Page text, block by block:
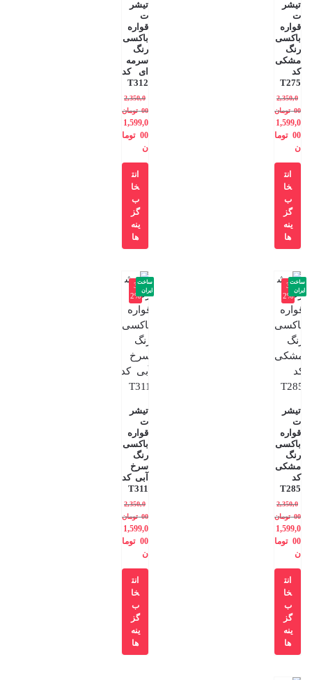
تیشر
ت
قواره
باکسی
رنگ
مشکی
کد
T275
2,350,0
00 تومان
1,599,0
00 توما
ن
انت
خا
ب
گز
ینه
ها
تیشر
ت
قواره
باکسی
رنگ
سرمه
ای کد
T312
2,350,0
00 تومان
1,599,0
00 توما
ن
انت
خا
ب
گز
ینه
ها
-3
2%
تیشر
ت
قواره
باکسی
رنگ
مشکی
کد
T285
2,350,0
00 تومان
1,599,0
00 توما
ن
ساخت
ایران
انت
خا
ب
گز
ینه
ها
-3
2%
تیشر
ت
قواره
باکسی
رنگ
سرخ
آبی کد
T311
2,350,0
00 تومان
1,599,0
00 توما
ن
ساخت
ایران
انت
خا
ب
گز
ینه
ها